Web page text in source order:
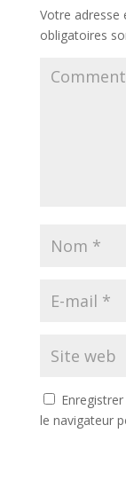
Votre adresse
obligatoires
le navigateur